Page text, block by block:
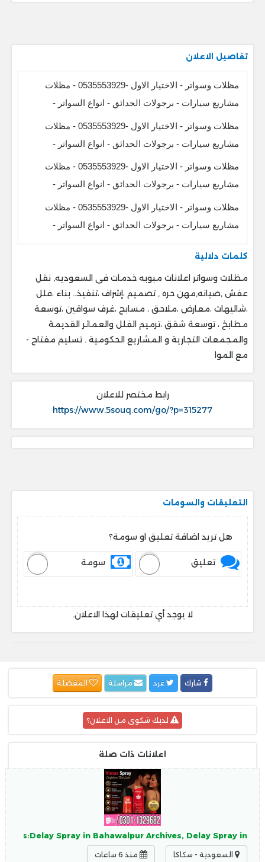
تفاصيل الاعلان
مظلات وسواتر - الاختيار الاول -0535553929 - مظلات
مشاريع سيارات - برجولات الحدائق - انواع السواتر -
مظلات وسواتر - الاختيار الاول -0535553929 - مظلات
مشاريع سيارات - برجولات الحدائق - انواع السواتر -
مظلات وسواتر - الاختيار الاول -0535553929 - مظلات
مشاريع سيارات - برجولات الحدائق - انواع السواتر -
مظلات وسواتر - الاختيار الاول -0535553929 - مظلات
مشاريع سيارات - برجولات الحدائق - انواع السواتر -
كلمات دلالية
مظلات وسواتر اعلانات مبوبه خدمات فى السعوديه, نقل
عفش ,صيانه,مهن حره , تصميم ،إشراف ،تنفيذ.. ‎بناء ،فلل
،شاليهات ،معارض ،ملاحق ، ‎مسابح ،غرف سواقين ،توسعة
مطابخ ، ‎توسعة شقق ،ترميم الفلل والعمائر القديمة
والمجمعات التجارية و المشاريع الحكومية . ‎تسليم مفتاح -
مع الموا
رابط مختصر للاعلان
https://www.5souq.com/go/?p=315277
التعليقات والسومات
هل تريد اضافة تعليق او سومة؟
تعليق سومة
لا يوجد أي تعليقات لهذا الاعلان.
شارك غرد المفضلة
لديك شكوى من الاعلان؟
اعلانات ذات صلة
Spray in Bahawalpur Archives, Delay Spray in
السعودية - سكاكا منذ 6 ساعات